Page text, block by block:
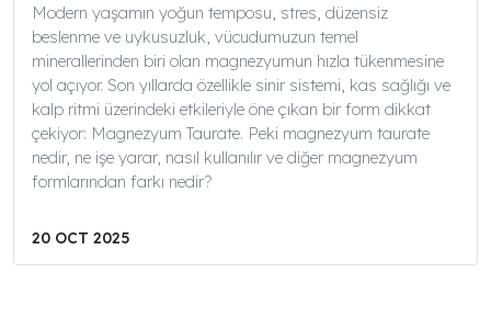
Modern yaşamın yoğun temposu, stres, düzensiz
beslenme ve uykusuzluk, vücudumuzun temel
minerallerinden biri olan magnezyumun hızla tükenmesine
yol açıyor. Son yıllarda özellikle sinir sistemi, kas sağlığı ve
kalp ritmi üzerindeki etkileriyle öne çıkan bir form dikkat
çekiyor: Magnezyum Taurate. Peki magnezyum taurate
nedir, ne işe yarar, nasıl kullanılır ve diğer magnezyum
formlarından farkı nedir?
20 OCT 2025